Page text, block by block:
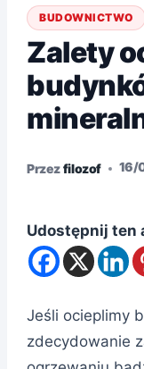
BUDOWNICTWO
Zalety
Przezfilozof 16/
Udostępnij ten
Jeśli ocieplimy
zdecydowanie